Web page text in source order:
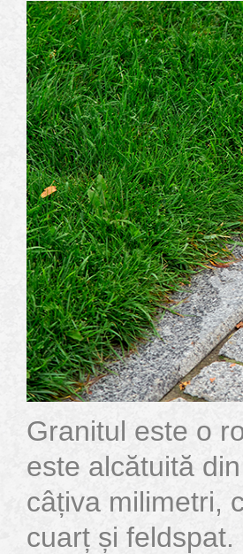
Granitul este o
este alcătuită
câțiva milimetri,
cuarț și feldspat.